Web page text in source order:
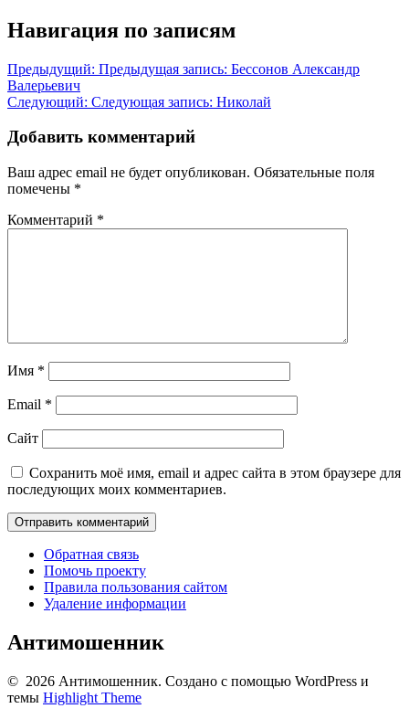
Навигация по записям
Предыдущий: Предыдущая запись: Бессонов Александр
Валерьевич
Следующий: Следующая запись: Николай
Добавить комментарий
Ваш адрес email не будет опубликован. Обязательные поля
помечены *
Комментарий *
Имя *
Email *
Сайт
Сохранить моё имя, email и адрес сайта в этом браузере для
последующих моих комментариев.
Обратная связь
Помочь проекту
Правила пользования сайтом
Удаление информации
Антимошенник
© 2026 Антимошенник. Создано с помощью WordPress и
темы Highlight Theme